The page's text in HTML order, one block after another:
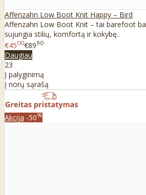
Affenzahn Low Boot Knit Happy – Bird
Affenzahn Low Boot Knit – tai barefoot
sujungia stilių, komfortą ir kokybę..
€4500€8990
Daugiau
23
Į palyginimą
Į norų sąrašą
Akcija -50%